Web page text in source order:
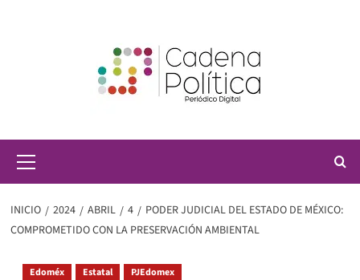
principal
INICIO 2024 ABRIL 4
PODER JUDICIAL DEL ESTADO DE MÉXICO:
COMPROMETIDO CON LA PRESERVACIÓN AMBIENTAL
Edoméx Estatal PJEdomex